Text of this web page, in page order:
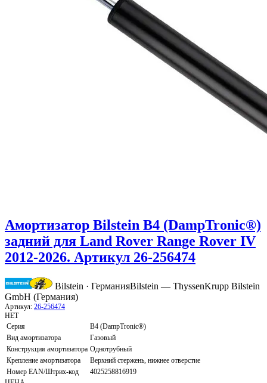
Амортизатор Bilstein B4 (DampTronic®)
задний для Land Rover Range Rover IV
2012-2026. Артикул 26-256474
Bilstein · ГерманияBilstein — ThyssenKrupp Bilstein
GmbH (Германия)
Артикул: 26-256474
НЕТ
Серия
B4 (DampTronic®)
Вид амортизатора
Газовый
Конструкция амортизатора Однотрубный
Крепление амортизатора
Верхний стержень, нижнее отверстие
Номер EAN/Штрих-код
4025258816919